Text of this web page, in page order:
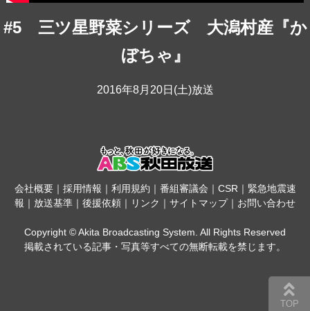
#5 三ツ星野菜シリーズ 大潟村産『か
ぼちゃ』
2016年8月20日(土)放送
会社概要｜ 採用情報 ｜ 利用規約 ｜ 番組審議会 ｜ CSR ｜ 緊急地震速
報 ｜ 放送基準 ｜ 後援依頼 ｜ リンク ｜ サイトマップ｜ お問い合わせ
Copyright © Akita Broadcasting System. All Rights Reserved
掲載されている記事・写真等すべての無断転載を禁じます。